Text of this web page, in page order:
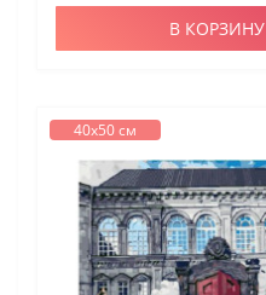
В КОРЗИНУ
40х50 см